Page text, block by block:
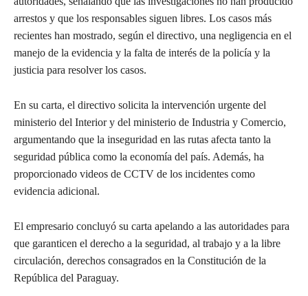
arrestos y que los responsables siguen libres. Los casos más
recientes han mostrado, según el directivo, una negligencia en el
manejo de la evidencia y la falta de interés de la policía y la
justicia para resolver los casos.
En su carta, el directivo solicita la intervención urgente del
ministerio del Interior y del ministerio de Industria y Comercio,
argumentando que la inseguridad en las rutas afecta tanto la
seguridad pública como la economía del país. Además, ha
proporcionado videos de CCTV de los incidentes como
evidencia adicional.
El empresario concluyó su carta apelando a las autoridades para
que garanticen el derecho a la seguridad, al trabajo y a la libre
circulación, derechos consagrados en la Constitución de la
República del Paraguay.